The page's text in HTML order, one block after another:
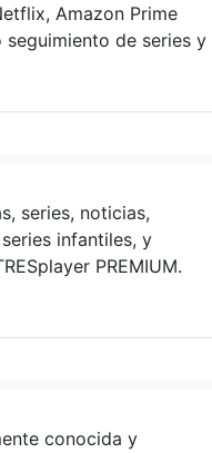
Amazon Prime
seguimiento de series y
series, noticias,
infantiles, y
PREMIUM.
conocida y